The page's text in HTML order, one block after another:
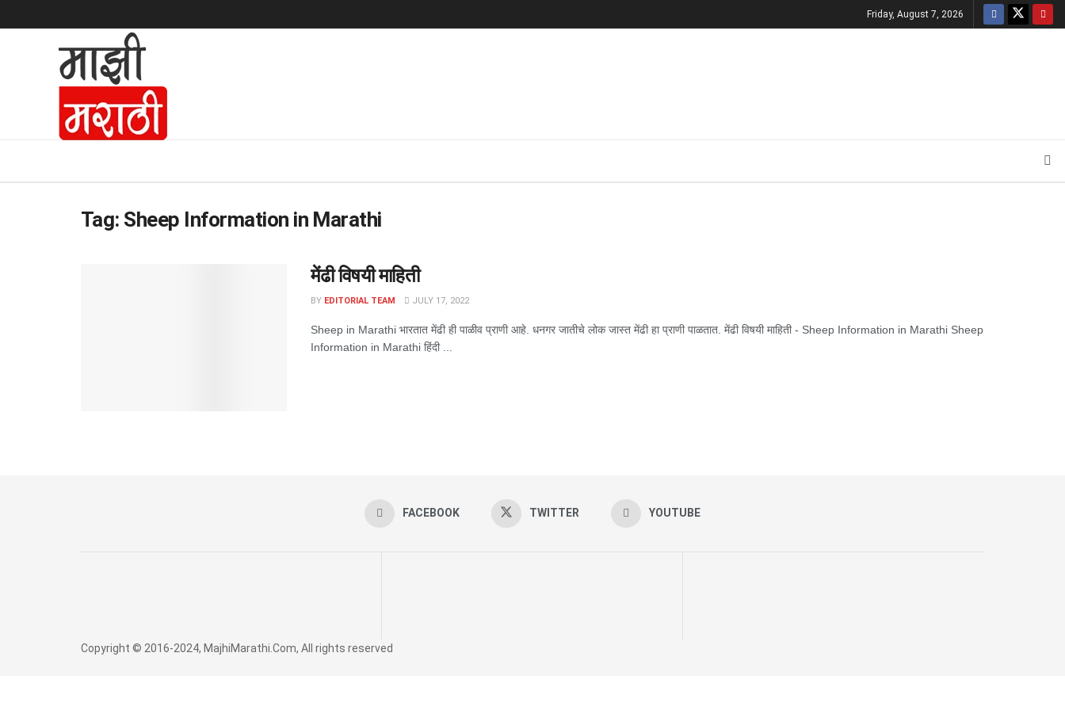
Friday, August 7, 2026
Tag: Sheep Information in Marathi
मेंढी विषयी माहिती
BY EDITORIAL TEAM JULY 17, 2022
Sheep in Marathi भारतात मेंढी ही पाळीव प्राणी आहे. धनगर जातीचे लोक जास्त मेंढी हा प्राणी पाळतात. मेंढी विषयी माहिती - Sheep Information in Marathi Sheep
Information in Marathi हिंदी ...
FACEBOOK TWITTER YOUTUBE
Copyright © 2016-2024, MajhiMarathi.Com, All rights reserved